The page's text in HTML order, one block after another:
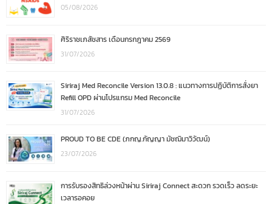
05/08/2026
ศิริราชเภสัชสาร เดือนกรกฎาคม 2569
31/07/2026
Siriraj Med Reconcile Version 13.0.8 : แนวทางการปฏิบัติการสั่งยา
Refill OPD ผ่านโปรแกรม Med Reconcile
31/07/2026
PROUD TO BE CDE (ภกญ.กัญญา มัชฌิมาวิวัฒน์)
23/07/2026
การรับรองสิทธิล่วงหน้าผ่าน Siriraj Connect สะดวก รวดเร็ว ลดระยะ
เวลารอคอย